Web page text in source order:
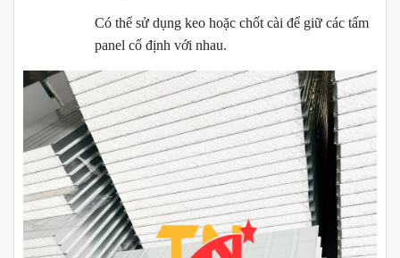
Có thể sử dụng keo hoặc chốt cài để giữ các tấm
panel cố định với nhau.